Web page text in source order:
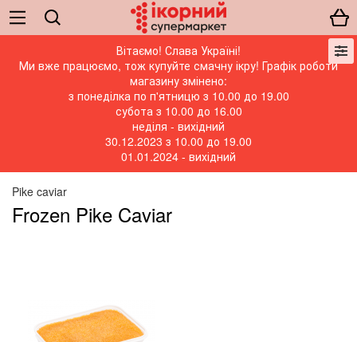
Вітаємо! Слава Україні!
Ми вже працюємо, тож купуйте смачну ікру! Графік роботи
магазину змінено:
з понеділка по п'ятницю з 10.00 до 19.00
субота з 10.00 до 16.00
неділя - вихідний
30.12.2023 з 10.00 до 19.00
01.01.2024 - вихідний
Pike caviar
Frozen Pike Caviar